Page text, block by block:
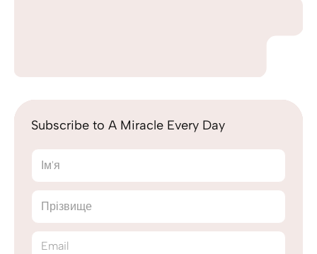
Subscribe to A Miracle Every Day
Ім'я
Прізвище
Email